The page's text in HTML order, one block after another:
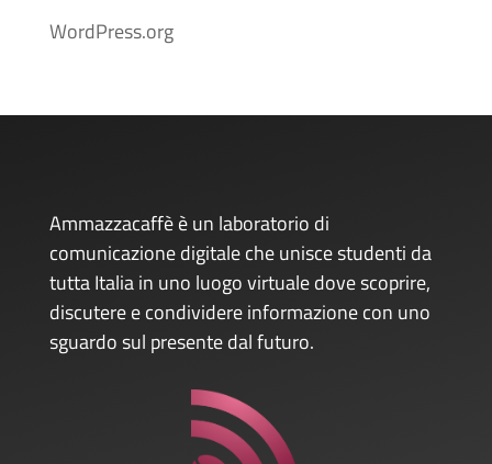
WordPress.org
Ammazzacaffè è un laboratorio di
comunicazione digitale che unisce studenti da
tutta Italia in uno luogo virtuale dove scoprire,
discutere e condividere informazione con uno
sguardo sul presente dal futuro.